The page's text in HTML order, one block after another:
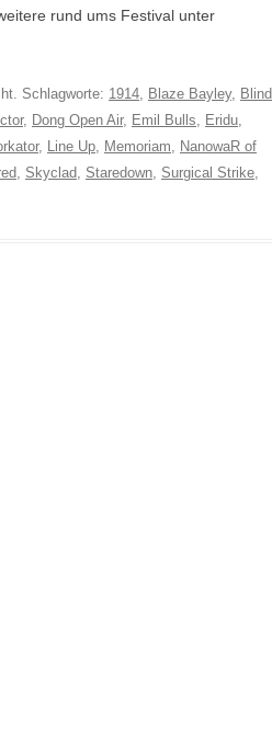
rund ums Festival unter
Schlagworte: 1914, Blaze Bayley, Blind
, Dong Open Air, Emil Bulls, Eridu,
, Line Up, Memoriam, NanowaR of
, Skyclad, Staredown, Surgical Strike,